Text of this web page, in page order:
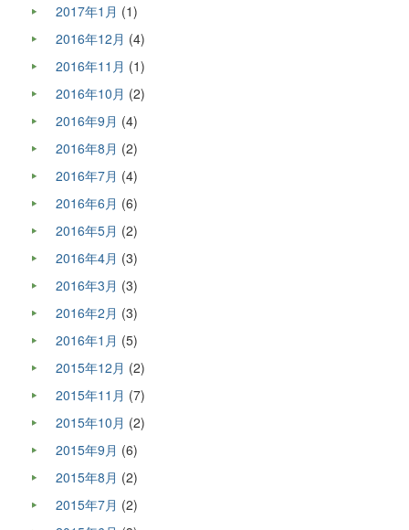
2017年1月 (1)
2016年12月 (4)
2016年11月 (1)
2016年10月 (2)
2016年9月 (4)
2016年8月 (2)
2016年7月 (4)
2016年6月 (6)
2016年5月 (2)
2016年4月 (3)
2016年3月 (3)
2016年2月 (3)
2016年1月 (5)
2015年12月 (2)
2015年11月 (7)
2015年10月 (2)
2015年9月 (6)
2015年8月 (2)
2015年7月 (2)